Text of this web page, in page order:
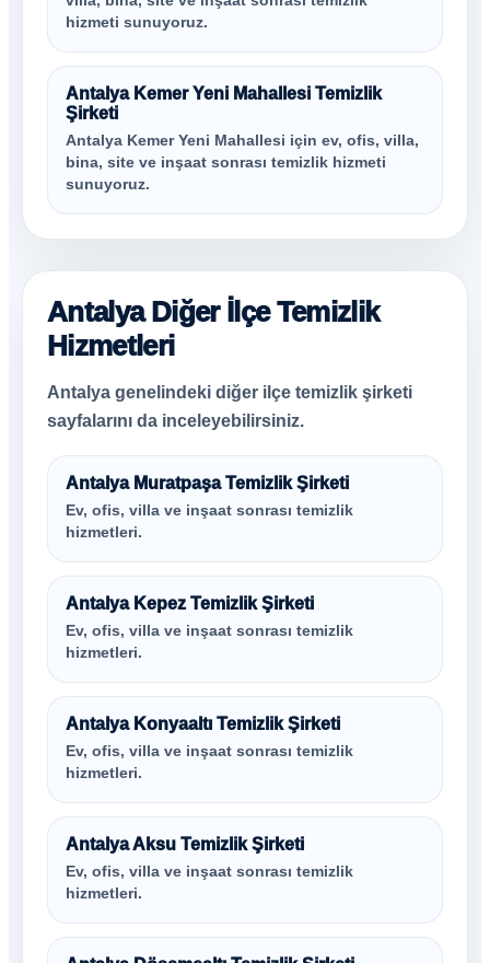
hizmeti sunuyoruz.
Antalya Kemer Yeni Mahallesi Temizlik
Şirketi
Antalya Kemer Yeni Mahallesi için ev, ofis, villa,
bina, site ve inşaat sonrası temizlik hizmeti
sunuyoruz.
Antalya Diğer İlçe Temizlik
Hizmetleri
Antalya genelindeki diğer ilçe temizlik şirketi
sayfalarını da inceleyebilirsiniz.
Antalya Muratpaşa Temizlik Şirketi
Ev, ofis, villa ve inşaat sonrası temizlik
hizmetleri.
Antalya Kepez Temizlik Şirketi
Ev, ofis, villa ve inşaat sonrası temizlik
hizmetleri.
Antalya Konyaaltı Temizlik Şirketi
Ev, ofis, villa ve inşaat sonrası temizlik
hizmetleri.
Antalya Aksu Temizlik Şirketi
Ev, ofis, villa ve inşaat sonrası temizlik
hizmetleri.